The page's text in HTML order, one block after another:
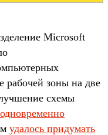
Microsoft
рабочей зоны на две
схемы
удалось придумать